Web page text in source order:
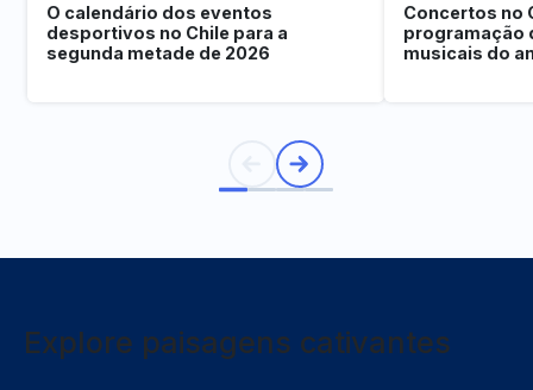
O calendário dos eventos
desportivos no Chile para a
segunda metade de 2026
Concertos no
programação
musicais do
Explore paisagens cativantes